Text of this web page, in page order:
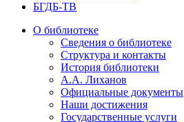
БГДБ-ТВ
О библиотеке
Сведения о библиотеке
Структура и контакты
История библиотеки
А.А. Лиханов
Официальные документы
Наши достижения
Государственные услуги